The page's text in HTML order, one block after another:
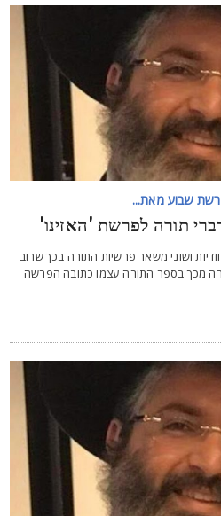
שבוע מאת...
תורה לפרשת 'האזינו'
ושוני משאר פרשיות התורה בכך שרוב
מכך בספר התורה עצמו כתובה הפרשה